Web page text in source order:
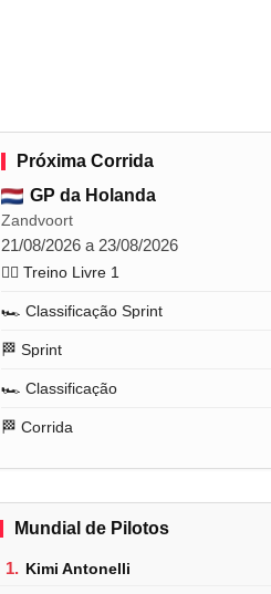
Próxima Corrida
GP da Holanda
Zandvoort
21/08/2026 a 23/08/2026
🏋️‍♂️ Treino Livre 1
🏎️ Classificação Sprint
🏁 Sprint
🏎️ Classificação
🏁 Corrida
Mundial de Pilotos
1. Kimi Antonelli